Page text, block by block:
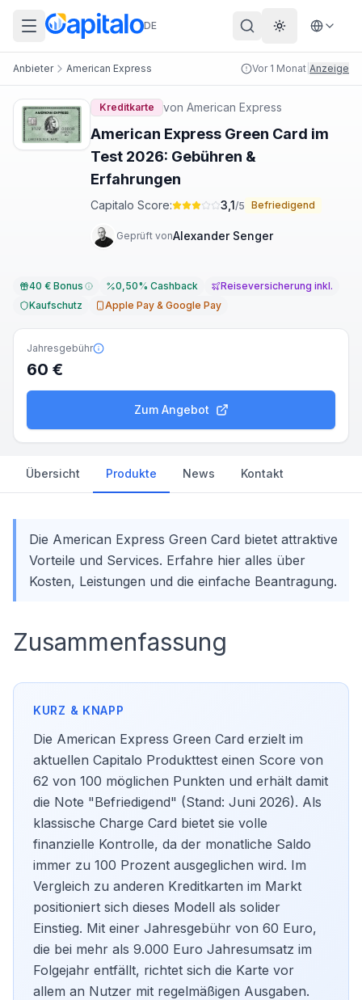
DE Theme
Anbieter American Express Vor 1 Monat Anzeige
Kreditkarte von American Express
American Express Green Card im
Test 2026: Gebühren &
Erfahrungen
Capitalo Score: 3,1/5 Befriedigend
Geprüft vonAlexander Senger
40 € Bonus 0,50% Cashback
Reiseversicherung inkl.
Kaufschutz
Apple Pay & Google Pay
Jahresgebühr
60 €
Zum Angebot
Übersicht Produkte News Kontakt
Die American Express Green Card bietet attraktive
Vorteile und Services. Erfahre hier alles über
Kosten, Leistungen und die einfache Beantragung.
Zusammenfassung
Die American Express Green Card erzielt im
aktuellen Capitalo Produkttest einen Score von
62 von 100 möglichen Punkten und erhält damit
die Note "Befriedigend" (Stand: Juni 2026). Als
klassische Charge Card bietet sie volle
finanzielle Kontrolle, da der monatliche Saldo
immer zu 100 Prozent ausgeglichen wird. Im
Vergleich zu anderen Kreditkarten im Markt
positioniert sich dieses Modell als solider
Einstieg. Mit einer Jahresgebühr von 60 Euro,
die bei mehr als 9.000 Euro Jahresumsatz im
Folgejahr entfällt, richtet sich die Karte vor
allem an Nutzer mit regelmäßigen Ausgaben.